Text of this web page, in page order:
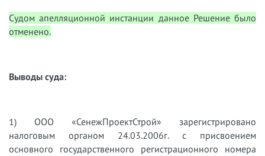
Судом апелляционной инстанции данное Решение было
отменено.
Выводы суда:
1)​ ООО «СенежПроектСтрой» зарегистрировано
налоговым органом 24.03.2006г. с присвоением
основного государственного регистрационного номера